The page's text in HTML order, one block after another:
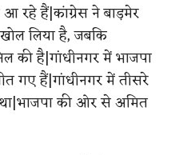
रहे हैं|कांग्रेस ने बाड़मेर
लिया है, जबकि
की है|गांधीनगर में भाजपा
गए हैं|गांधीनगर में तीसरे
की ओर से अमित